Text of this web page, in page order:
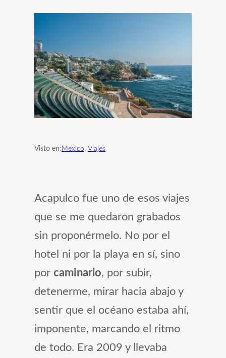
Visto en: Mexico Viajes
Acapulco fue uno de esos viajes
que se me quedaron grabados
sin proponérmelo. No por el
hotel ni por la playa en sí, sino
por caminarlo, por subir,
detenerme, mirar hacia abajo y
sentir que el océano estaba ahí,
imponente, marcando el ritmo
de todo. Era 2009 y llevaba